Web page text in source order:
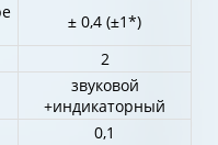
± 0,4 (±1*)
2
звуковой
+индикаторный
0,1